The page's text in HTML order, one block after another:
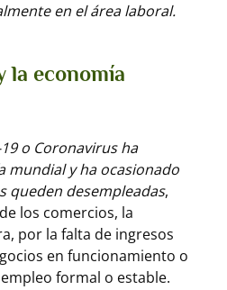
en el área laboral.
la economía
o Coronavirus ha
mundial y ha ocasionado
queden desempleadas,
los comercios, la
por la falta de ingresos
en funcionamiento o
formal o estable.